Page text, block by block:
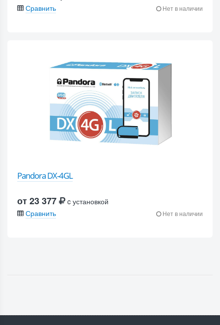
Сравнить
Нет в наличии
Pandora DX-4GL
от 23 377
c установкой
Сравнить
Нет в наличии